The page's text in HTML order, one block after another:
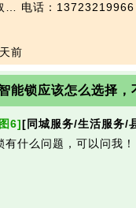
… 电话：13723219966
前
能锁应该怎么选择，
6][同城服务/生活服务/
有什么问题，可以问我！